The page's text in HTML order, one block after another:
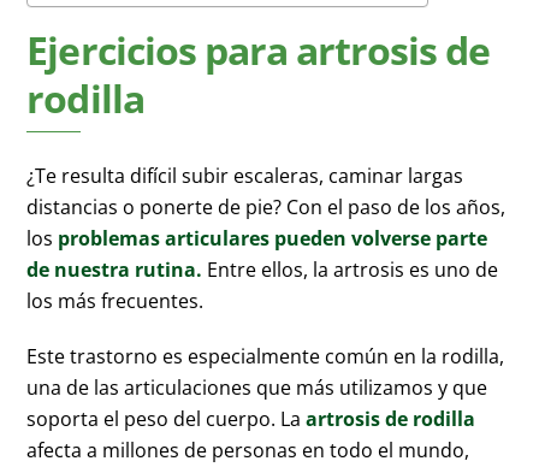
Ejercicios para artrosis de
rodilla
¿Te resulta difícil subir escaleras, caminar largas
distancias o ponerte de pie? Con el paso de los años,
los problemas articulares pueden volverse parte
de nuestra rutina. Entre ellos, la artrosis es uno de
los más frecuentes.
Este trastorno es especialmente común en la rodilla,
una de las articulaciones que más utilizamos y que
soporta el peso del cuerpo. Laartrosis de rodilla
afecta a millones de personas en todo el mundo,